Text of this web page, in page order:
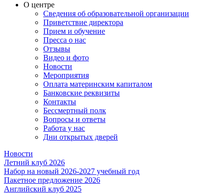
О центре
Сведения об образовательной организации
Приветствие директора
Прием и обучение
Пресса о нас
Отзывы
Видео и фото
Новости
Мероприятия
Оплата материнским капиталом
Банковские реквизиты
Контакты
Бессмертный полк
Вопросы и ответы
Работа у нас
Дни открытых дверей
Новости
Летний клуб 2026
Набор на новый 2026-2027 учебный год
Пакетное предложение 2026
Английский клуб 2025